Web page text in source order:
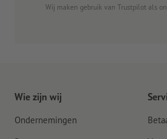
Wij maken gebruik van Trustpilot als
Wie zijn wij
Ondernemingen